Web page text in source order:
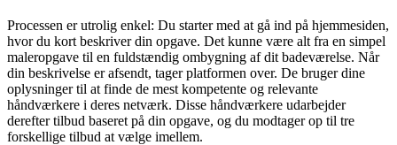
Processen er utrolig enkel: Du starter med at gå ind på hjemmesiden,
hvor du kort beskriver din opgave. Det kunne være alt fra en simpel
maleropgave til en fuldstændig ombygning af dit badeværelse. Når
din beskrivelse er afsendt, tager platformen over. De bruger dine
oplysninger til at finde de mest kompetente og relevante
håndværkere i deres netværk. Disse håndværkere udarbejder
derefter tilbud baseret på din opgave, og du modtager op til tre
forskellige tilbud at vælge imellem.